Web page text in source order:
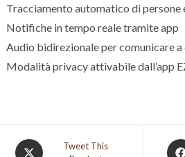
Tracciamento automatico di persone
Notifiche in tempo reale tramite app
Audio bidirezionale per comunicare a
Modalità privacy attivabile dall’app
Opens
Tweet This